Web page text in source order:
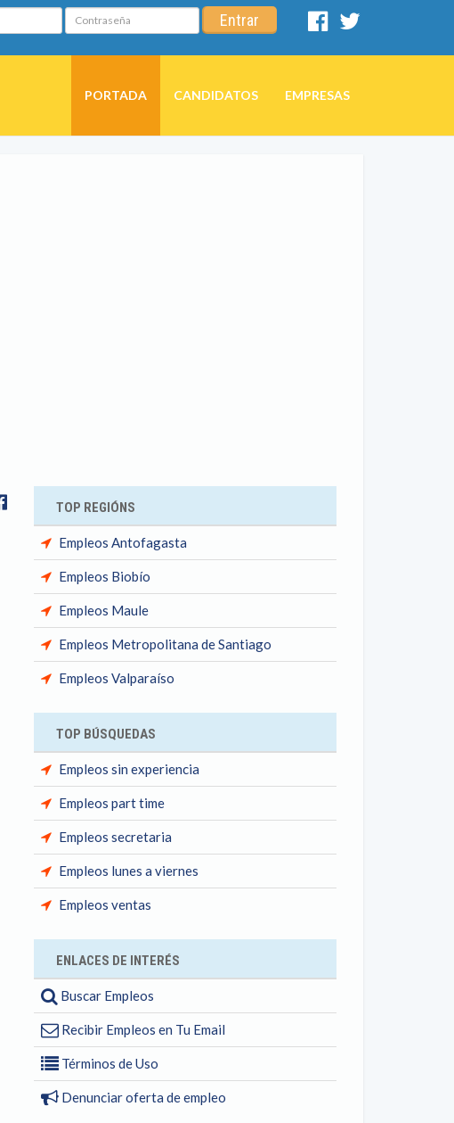
Contraseña Entrar
Facebook
PORTADA CANDIDATOS EMPRESAS
FacebookTOP REGIÓNS
Empleos Antofagasta
Empleos Biobío
Empleos Maule
Empleos Metropolitana de Santiago
Empleos Valparaíso
TOP BÚSQUEDAS
Empleos sin experiencia
Empleos part time
Empleos secretaria
Empleos lunes a viernes
Empleos ventas
ENLACES DE INTERÉS
Buscar Empleos
Recibir Empleos en Tu Email
Términos de Uso
Denunciar oferta de empleo